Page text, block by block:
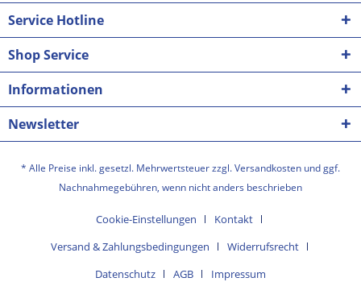
Service Hotline
Shop Service
Informationen
Newsletter
* Alle Preise inkl. gesetzl. Mehrwertsteuer zzgl.Versandkosten und ggf.
Nachnahmegebühren, wenn nicht anders beschrieben
Cookie-Einstellungen
Kontakt
Versand & Zahlungsbedingungen
Widerrufsrecht
Datenschutz
AGB Impressum